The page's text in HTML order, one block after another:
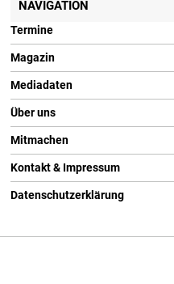
NAVIGATION
Termine
Magazin
Mediadaten
Über uns
Mitmachen
Kontakt & Impressum
Datenschutzerklärung